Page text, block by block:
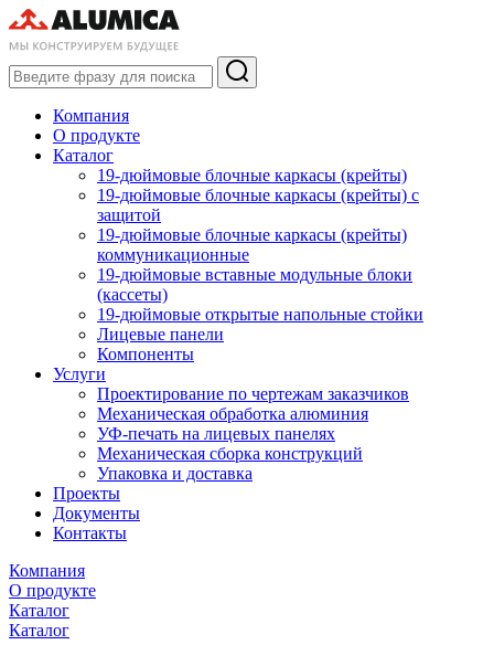
Компания
О продукте
Каталог
19-дюймовые блочные каркасы (крейты)
19-дюймовые блочные каркасы (крейты) с
защитой
19-дюймовые блочные каркасы (крейты)
коммуникационные
19-дюймовые вставные модульные блоки
(кассеты)
19-дюймовые открытые напольные стойки
Лицевые панели
Компоненты
Услуги
Проектирование по чертежам заказчиков
Механическая обработка алюминия
УФ-печать на лицевых панелях
Механическая сборка конструкций
Упаковка и доставка
Проекты
Документы
Контакты
Компания
О продукте
Каталог
Каталог